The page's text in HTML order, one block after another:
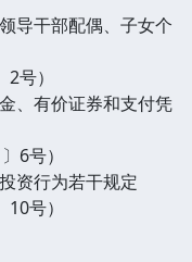
导干部配偶、子女个
号）
、有价证券和支付凭
6号）
资行为若干规定
号）